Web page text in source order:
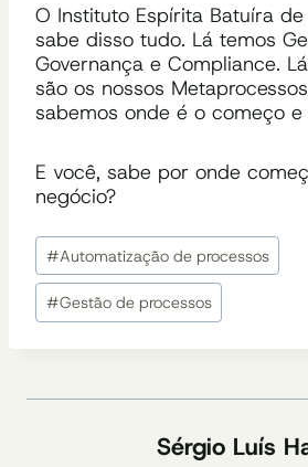
O Instituto Espírita Batuíra
sabe disso tudo. Lá temos
Governança e Compliance.
são os nossos
sabemos onde é o começo
E você, sabe por onde
negócio?
Tags
do
Post:
#Automatização de processos
#Gestão de processos
Sérgio Luís